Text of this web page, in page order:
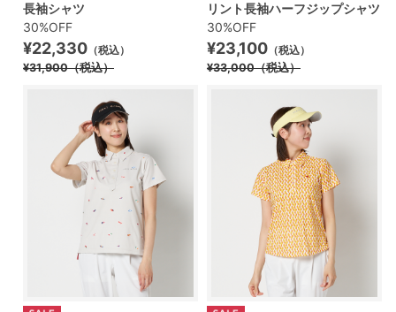
長袖シャツ
30%OFF
¥22,330 （税込）
¥31,900（税込）
リント長袖ハーフジップシャツ
30%OFF
¥23,100 （税込）
¥33,000（税込）